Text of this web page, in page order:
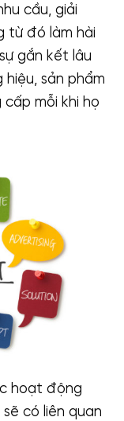
cầu, giải
từ đó làm hài
gắn kết lâu
sản phẩm
mỗi khi họ
hoạt động
có liên quan